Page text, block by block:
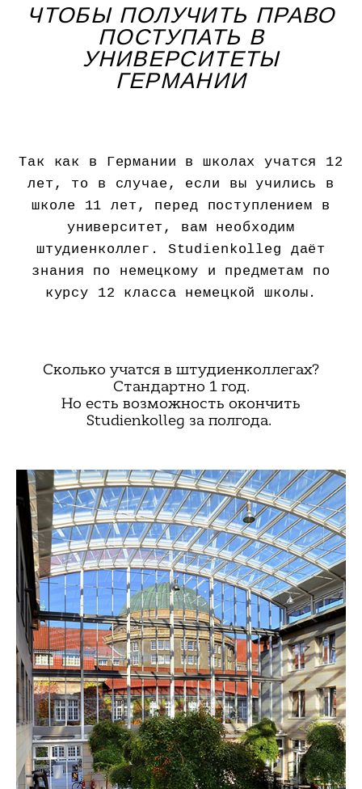
ЧТОБЫ ПОЛУЧИТЬ ПРАВО
ПОСТУПАТЬ В
УНИВЕРСИТЕТЫ
ГЕРМАНИИ
Так как в Германии в школах учатся 12
лет, то в случае, если вы учились в
школе 11 лет, перед поступлением в
университет, вам необходим
штудиенколлег. Studienkolleg даёт
знания по немецкому и предметам по
курсу 12 класса немецкой школы.
Сколько учатся в штудиенколлегах?
Стандартно 1 год.
Но есть возможность окончить
Studienkolleg за полгода.